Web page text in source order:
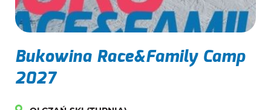
Bukowina Race&Family Camp
2027